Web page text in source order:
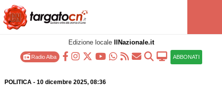
Edizione locale IlNazionale.it
Radio Alba ABBONATI
POLITICA- 10 dicembre 2025, 08:36